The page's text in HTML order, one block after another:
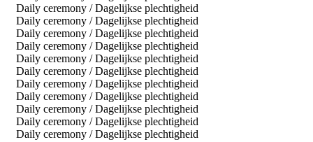
Daily ceremony / Dagelijkse plechtigheid
Daily ceremony / Dagelijkse plechtigheid
Daily ceremony / Dagelijkse plechtigheid
Daily ceremony / Dagelijkse plechtigheid
Daily ceremony / Dagelijkse plechtigheid
Daily ceremony / Dagelijkse plechtigheid
Daily ceremony / Dagelijkse plechtigheid
Daily ceremony / Dagelijkse plechtigheid
Daily ceremony / Dagelijkse plechtigheid
Daily ceremony / Dagelijkse plechtigheid
Daily ceremony / Dagelijkse plechtigheid